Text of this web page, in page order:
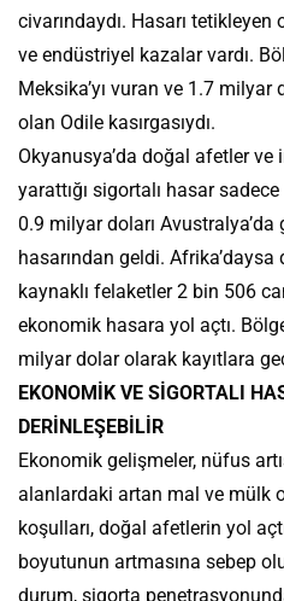
civarındaydı. Hasarı tetikleyen
ve endüstriyel kazalar vardı.
Meksika’yı vuran ve 1.7
olan Odile kasırgasıydı.
Okyanusya’da doğal afetler
yarattığı sigortalı hasar
0.9 milyar doları Avustralya’da
hasarından geldi.
kaynaklı felaketler 2 bin 506
ekonomik hasara yol açtı.
milyar dolar olarak kayıtlara
EKONOMİK VE SİGORTALI
DERİNLEŞEBİLİR
Ekonomik gelişmeler, nüfus
alanlardaki artan mal ve mülk
koşulları, doğal afetlerin yol
boyutunun artmasına sebep
durum, sigorta